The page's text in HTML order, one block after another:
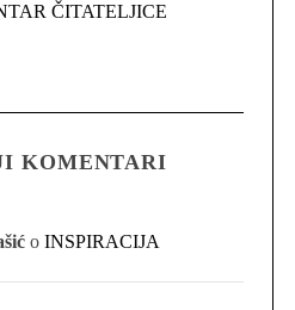
ČITATELJICE
KOMENTARI
oINSPIRACIJA